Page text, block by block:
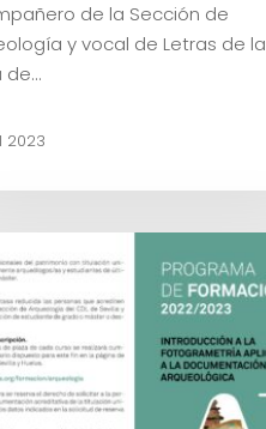
de la Sección de
y vocal de Letras de la
de…
2023